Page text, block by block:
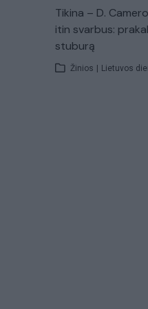
Tikina – D.
itin svarbus:
stuburą
Žinios | Lietuvos